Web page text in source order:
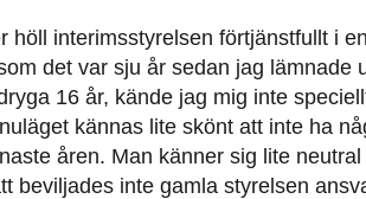
höll interimsstyrelsen förtjänstfullt i
det var sju år sedan jag lämnade
16 år, kände jag mig inte
kännas lite skönt att inte ha
åren. Man känner sig lite
beviljades inte gamla styrelsen